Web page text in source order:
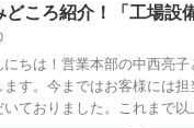
どころ紹介！「工場設
にちは！営業本部の中西亮
す。今まではお客様には
いておりました。これまで